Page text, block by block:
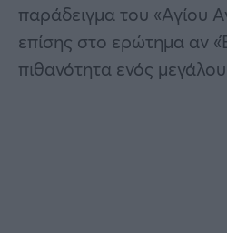
παράδειγμα του «Αγίου
επίσης στο ερώτημα αν
πιθανότητα ενός